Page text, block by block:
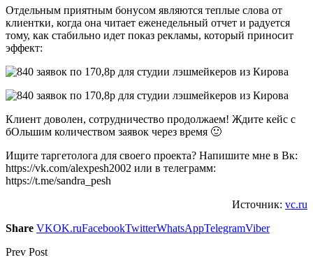
Отдельным приятным бонусом являются теплые слова от
клиентки, когда она читает еженедельный отчет и радуется
тому, как стабильно идет показ рекламы, который приносит
эффект:
Клиент доволен, сотрудничество продолжаем! Ждите кейс с
бОльшим количеством заявок через время 🙂
Ищите таргетолога для своего проекта? Напишите мне в Вк:
https://vk.com/alexpesh2002 или в телеграмм:
https://t.me/sandra_pesh
Источник: vc.ru
Share VKOK.ruFacebookTwitterWhatsAppTelegramViber
Prev Post